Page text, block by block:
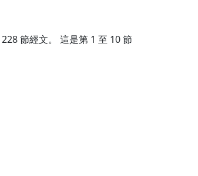
228節經文。 這是第 1 至 10 節